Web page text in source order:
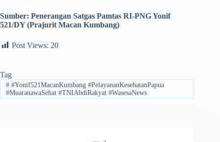
Sumber: Penerangan Satgas Pamtas RI-PNG Yonif
521/DY (Prajurit Macan Kumbang)
Post Views: 20
Tag
##Yonif521MacanKumbang #PelayananKesehatanPapua
#MuaranawaSehat #TNIAbdiRakyat #WasesaNews